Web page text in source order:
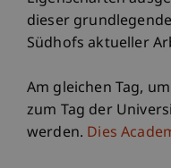
dieser
Südhofs aktueller
Am gleichen Tag,
zum Tag der
werden. Dies